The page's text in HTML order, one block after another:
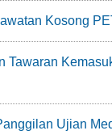
Kosong
Tawaran
Ujian